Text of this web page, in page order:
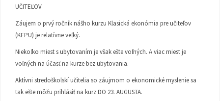
UČITEĽOV
Záujem o prvý ročník nášho kurzu Klasická ekonómia pre učiteľov
(KEPU) je relatívne veľký.
Niekoľko miest s ubytovaním je však ešte voľných. A viac miest je
voľných na účasť na kurze bez ubytovania.
Aktívni stredoškolskí učitelia so záujmom o ekonomické myslenie sa
tak ešte môžu prihlásiť na kurz DO 23. AUGUSTA.